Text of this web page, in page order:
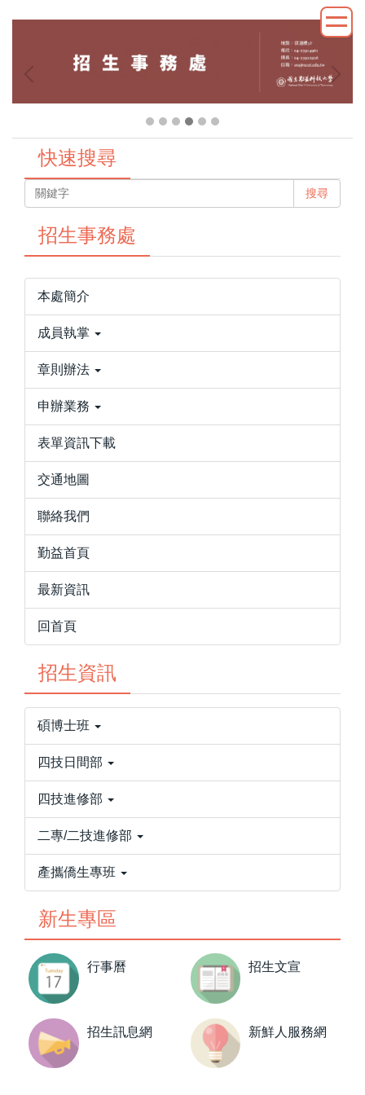
快速搜尋
搜尋
招生事務處
本處簡介
成員執掌
章則辦法
申辦業務
表單資訊下載
交通地圖
聯絡我們
勤益首頁
最新資訊
回首頁
招生資訊
碩博士班
四技日間部
四技進修部
二專/二技進修部
產攜僑生專班
新生專區
行事曆 招生文宣
招生訊息網 新鮮人服務網